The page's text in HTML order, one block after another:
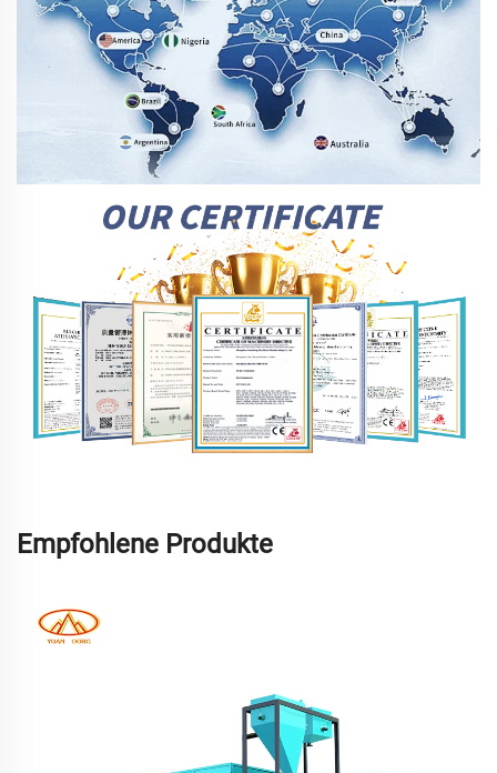
Empfohlene Produkte